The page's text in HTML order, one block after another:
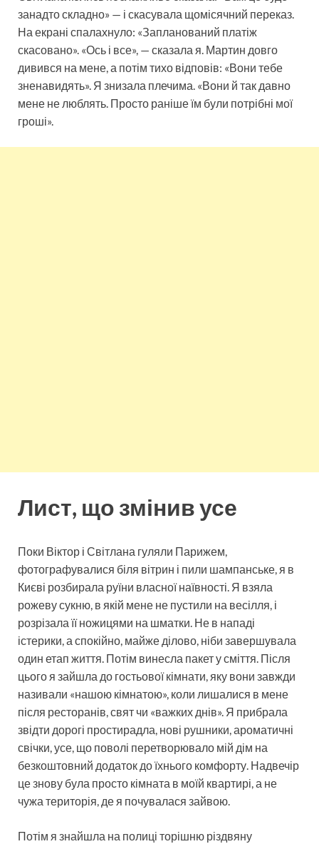
занадто складно» — і скасувала щомісячний переказ.
На екрані спалахнуло: «Запланований платіж
скасовано». «Ось і все», — сказала я. Мартин довго
дивився на мене, а потім тихо відповів: «Вони тебе
зненавидять». Я знизала плечима. «Вони й так давно
мене не люблять. Просто раніше їм були потрібні мої
гроші».
Лист, що змінив усе
Поки Віктор і Світлана гуляли Парижем,
фотографувалися біля вітрин і пили шампанське, я в
Києві розбирала руїни власної наївності. Я взяла
рожеву сукню, в якій мене не пустили на весілля, і
розрізала її ножицями на шматки. Не в нападі
істерики, а спокійно, майже ділово, ніби завершувала
один етап життя. Потім винесла пакет у сміття. Після
цього я зайшла до гостьової кімнати, яку вони завжди
називали «нашою кімнатою», коли лишалися в мене
після ресторанів, свят чи «важких днів». Я прибрала
звідти дорогі простирадла, нові рушники, ароматичні
свічки, усе, що поволі перетворювало мій дім на
безкоштовний додаток до їхнього комфорту. Надвечір
це знову була просто кімната в моїй квартирі, а не
чужа територія, де я почувалася зайвою.
Потім я знайшла на полиці торішню різдвяну